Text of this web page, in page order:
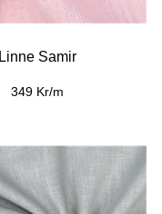
Linne Samir
349 Kr/m